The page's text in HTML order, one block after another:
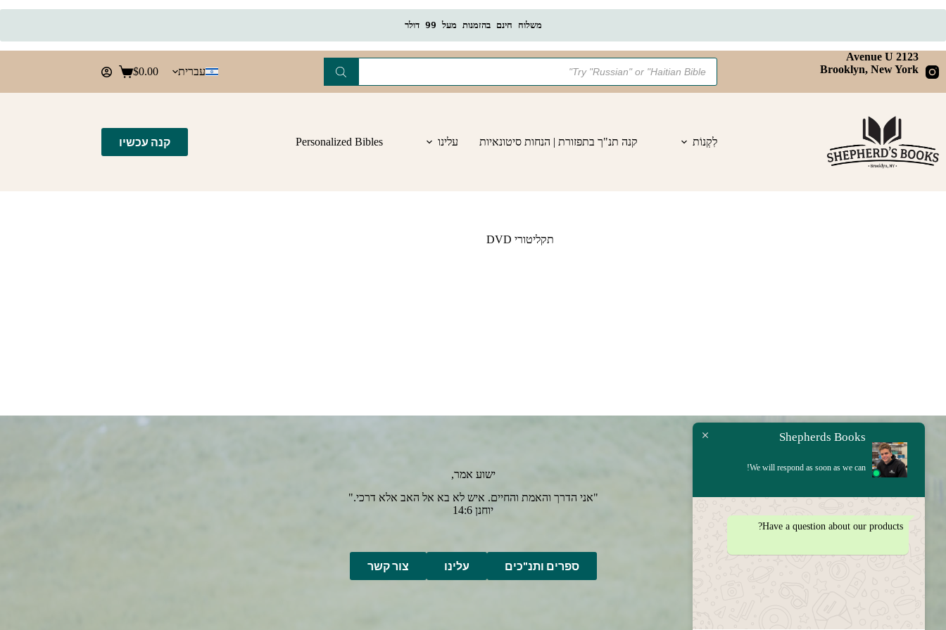
משלוח חינם בהזמנות מעל 99 דולר
to
content
2123 Avenue U
Brooklyn, New York
Products
search
עברית
Shopping
$0.00
לִקְנוֹת קנה תנ"ך בתפזורת | הנחות סיטונאיות עלינו Personalized Bibles קנה עכשיו
תקליטורי DVD
ישוע אמר,
"אני הדרך והאמת והחיים. איש לא בא אל האב אלא דרכי."
יוחנן 14:6
ספרים ותנ"כים עלינו צור קשר
Shepherds Books
We will respond as soon as we can!
Have a question about our products?